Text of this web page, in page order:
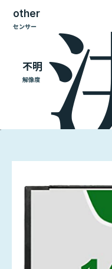
other
センサー
不明
解像度